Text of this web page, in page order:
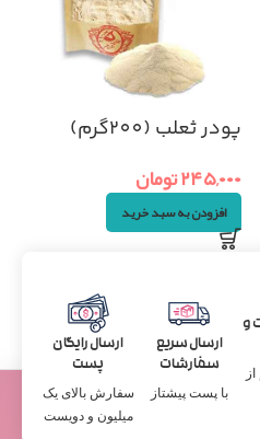
پودر ثعلب (200گرم)
۲۴۵,۰۰۰تومان
افزودن به سبد خرید
و
ارسال سریع
سفارشات
با پست پیشتاز
ارسال رایگان
پست
سفارش بالای یک
میلیون و دویست